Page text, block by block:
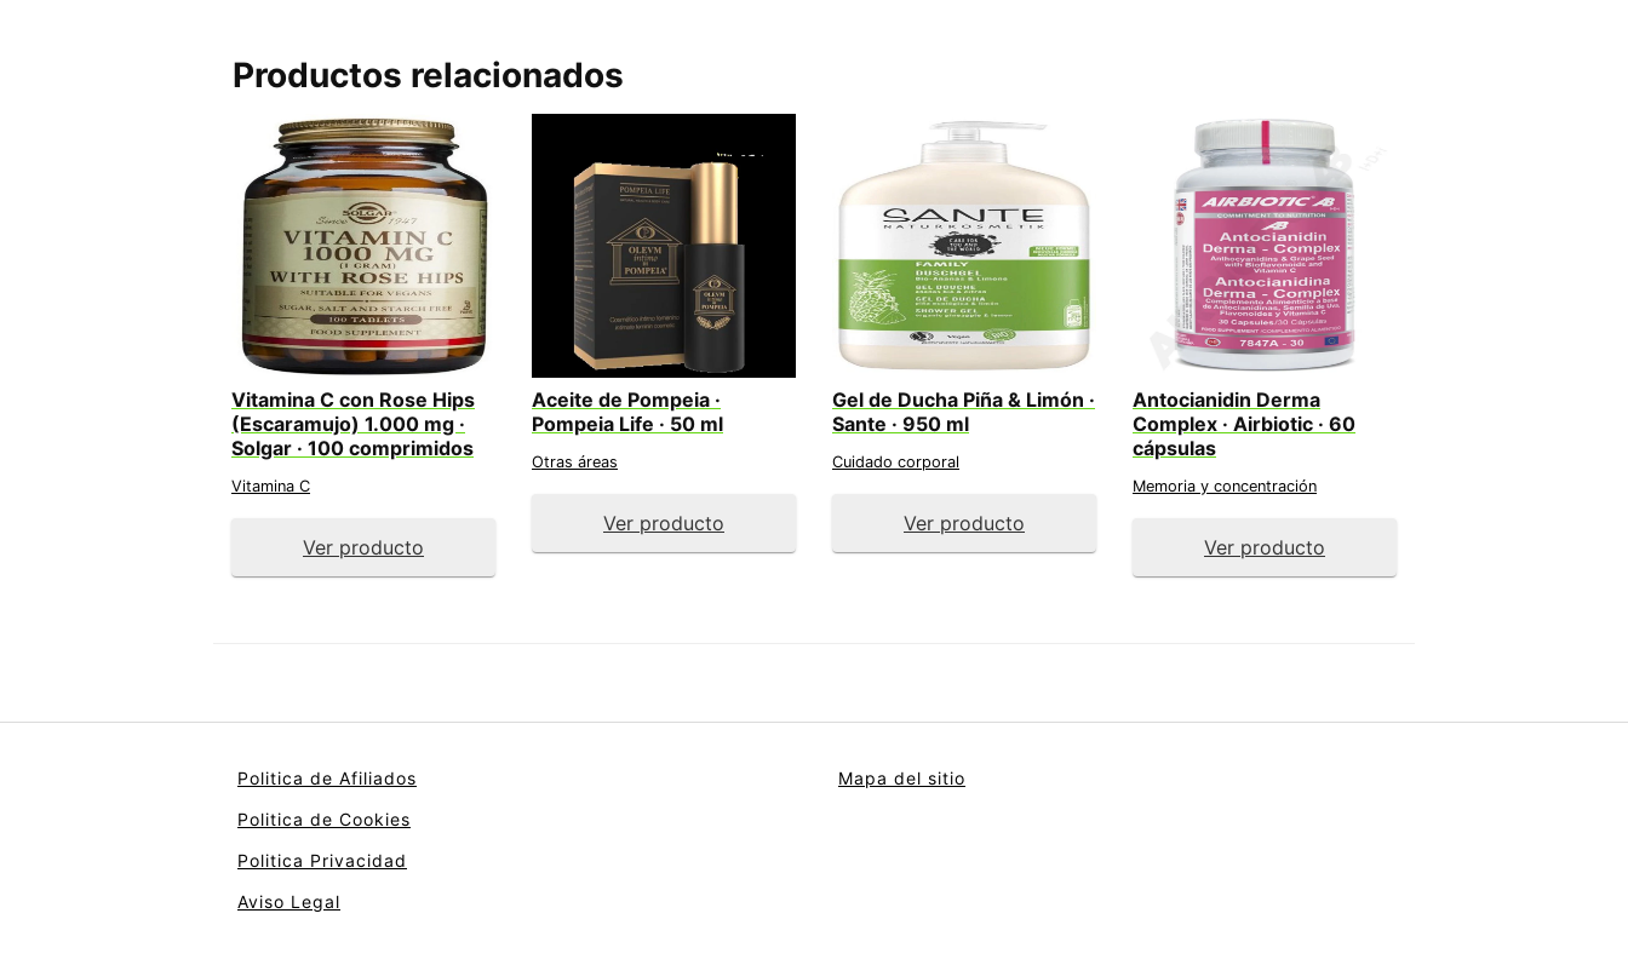
Productos relacionados
Vitamina C con Rose Hips
(Escaramujo) 1.000 mg ·
Solgar · 100 comprimidos
Vitamina C
Ver producto
Aceite de Pompeia ·
Pompeia Life · 50 ml
Otras áreas
Ver producto
Gel de Ducha Piña & Limón ·
Sante · 950 ml
Cuidado corporal
Ver producto
Antocianidin Derma
Complex · Airbiotic · 60
cápsulas
Memoria y concentración
Ver producto
Politica de Afiliados
Politica de Cookies
Politica Privacidad
Aviso Legal
Mapa del sitio